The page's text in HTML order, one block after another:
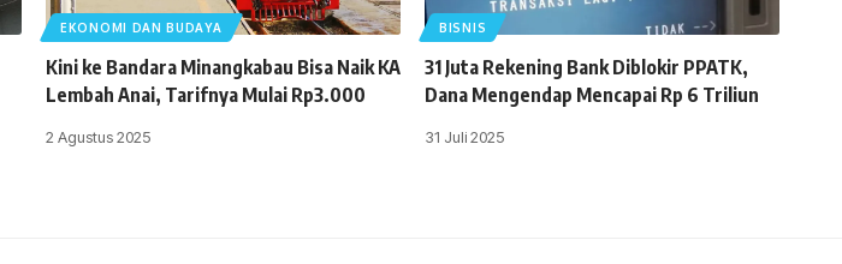
EKONOMI DAN BUDAYA
Kini ke Bandara Minangkabau Bisa Naik KA
Lembah Anai, Tarifnya Mulai Rp3.000
2 Agustus 2025
BISNIS
31 Juta Rekening Bank Diblokir PPATK,
Dana Mengendap Mencapai Rp 6 Triliun
31 Juli 2025